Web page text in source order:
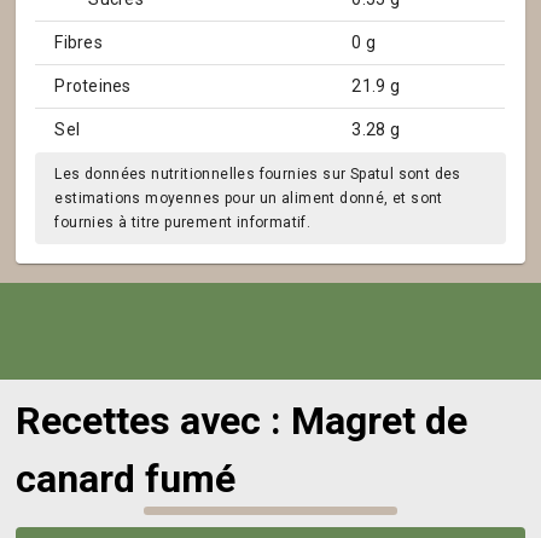
Fibres 0 g
Proteines 21.9 g
Sel 3.28 g
Les données nutritionnelles fournies sur Spatul sont des
estimations moyennes pour un aliment donné, et sont
fournies à titre purement informatif.
Recettes avec : Magret de
canard fumé